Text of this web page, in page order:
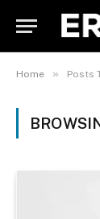
Home » Posts